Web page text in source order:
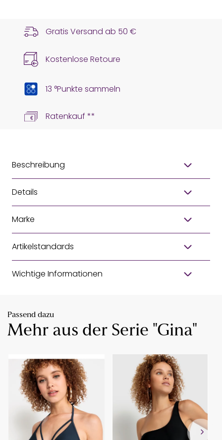
Gratis Versand ab 50 €
Kostenlose Retoure
13 °Punkte sammeln
Ratenkauf **
Beschreibung
Details
Marke
Artikelstandards
Wichtige Informationen
Passend dazu
Mehr aus der Serie "Gina"